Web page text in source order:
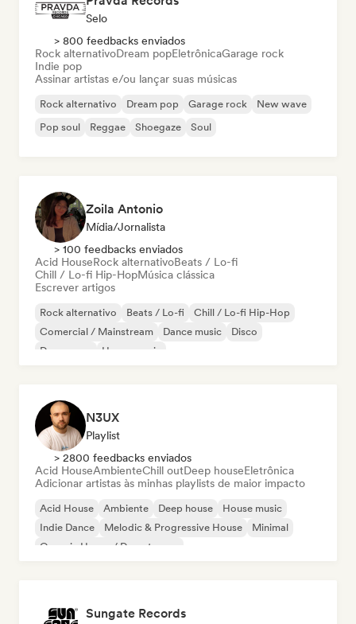
Selo
> 800 feedbacks enviados
Rock alternativoDream popEletrônicaGarage rock
Indie pop
Assinar artistas e/ou lançar suas músicas
Rock alternativo Dream pop Garage rock
New wave
Pop soul
Reggae Shoegaze Soul
Zoila Antonio
Mídia/Jornalista
> 100 feedbacks enviados
Acid HouseRock alternativoBeats / Lo-fi
Chill / Lo-fi Hip-HopMúsica clássica
Escrever artigos
Rock alternativo Beats / Lo-fi
Chill / Lo-fi Hip-Hop
Comercial / Mainstream
Dance music
Disco
Dream pop
House music
N3UX
Playlist
> 2800 feedbacks enviados
Acid HouseAmbienteChill outDeep houseEletrônica
Adicionar artistas às minhas playlists de maior impacto
Acid House Ambiente Deep house
House music
Indie Dance
Melodic & Progressive House
Minimal
Organic House / Downtempo
Sungate Records